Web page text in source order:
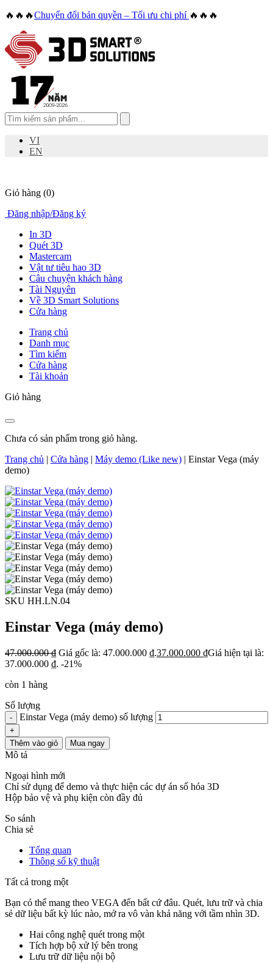
🔥🔥🔥Chuyển đổi bản quyền – Tối ưu chi phí 🔥🔥🔥
VI
EN
Giỏ hàng (0)
Đăng nhập/Đăng ký
In 3D
Quét 3D
Mastercam
Vật tư tiêu hao 3D
Câu chuyện khách hàng
Tài Nguyên
Về 3D Smart Solutions
Cửa hàng
Trang chủ
Danh mục
Tìm kiếm
Cửa hàng
Tài khoản
Giỏ hàng
Chưa có sản phẩm trong giỏ hàng.
Trang chủ | Cửa hàng | Máy demo (Like new) | Einstar Vega (máy
demo)
SKU HH.LN.04
Einstar Vega (máy demo)
47.000.000₫ Giá gốc là: 47.000.000 ₫.37.000.000 ₫Giá hiện tại là:
37.000.000 ₫. -21%
còn 1 hàng
Số lượng
- Einstar Vega (máy demo) số lượng
+
Thêm vào giỏ
Mua ngay
Mô tả
Ngoại hình mới
Chỉ sử dụng để demo và thực hiện các dự án số hóa 3D
Hộp bảo vệ và phụ kiện còn đầy đủ
So sánh
Chia sẻ
Tổng quan
Thông số kỹ thuật
Tất cả trong một
Bạn có thể mang theo VEGA đến bất cứ đâu. Quét, lưu trữ và chia
sẻ dữ liệu bất kỳ lúc nào, mở ra vô vàn khả năng với tầm nhìn 3D.
Hai công nghệ quét trong một
Tích hợp bộ xử lý bên trong
Lưu trữ dữ liệu nội bộ